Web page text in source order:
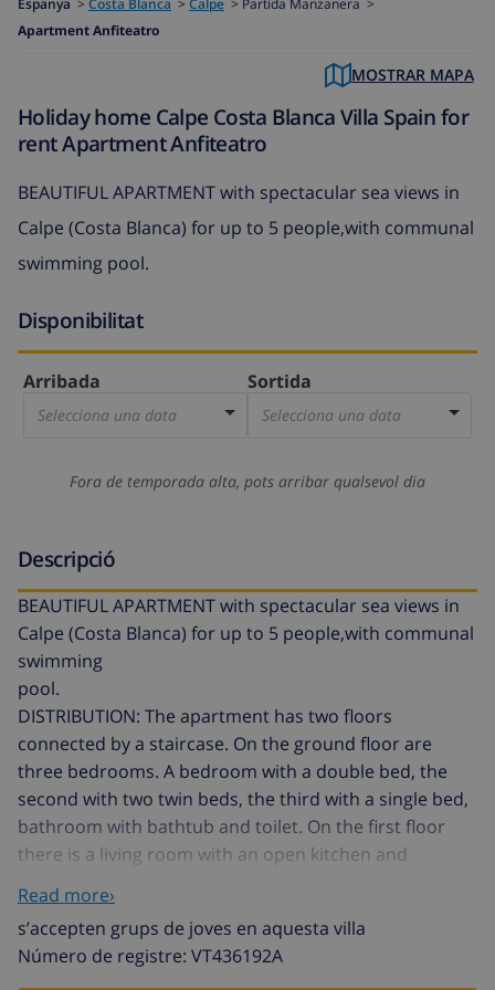
Espanya > Costa Blanca > Calpe > Partida Manzanera >
Apartment Anfiteatro
MOSTRAR MAPA
Holiday home Calpe Costa Blanca Villa Spain for
rent Apartment Anfiteatro
BEAUTIFUL APARTMENT with spectacular sea views in
Calpe (Costa Blanca) for up to 5 people,with communal
swimming pool.
Disponibilitat
Arribada
Selecciona una data
Sortida
Selecciona una data
Fora de temporada alta, pots arribar qualsevol dia
Descripció
BEAUTIFUL APARTMENT with spectacular sea views in
Calpe (Costa Blanca) for up to 5 people,with communal
swimming
pool.
DISTRIBUTION: The apartment has two floors
connected by a staircase. On the ground floor are
three bedrooms. A bedroom with a double bed, the
second with two twin beds, the third with a single bed,
bathroom with bathtub and toilet. On the first floor
there is a living room with an open kitchen and
spectacular panoramic views over the sea. LOCATION:
The apartment is located in a residential complex in
Calpe well known for being designed by the renowned
architect Bofill, has large terraces and a very peculiar
Read more›
s’accepten grups de joves en aquesta villa
Número de registre: VT436192A